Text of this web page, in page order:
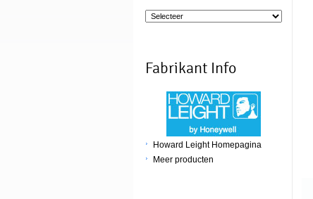
Fabrikant Info
Howard Leight Homepagina
Meer producten